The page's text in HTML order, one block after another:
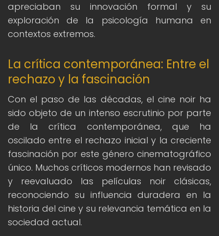
apreciaban su innovación formal y su
exploración de la psicología humana en
contextos extremos.
La crítica contemporánea: Entre el
rechazo y la fascinación
Con el paso de las décadas, el cine noir ha
sido objeto de un intenso escrutinio por parte
de la crítica contemporánea, que ha
oscilado entre el rechazo inicial y la creciente
fascinación por este género cinematográfico
único. Muchos críticos modernos han revisado
y reevaluado las películas noir clásicas,
reconociendo su influencia duradera en la
historia del cine y su relevancia temática en la
sociedad actual.